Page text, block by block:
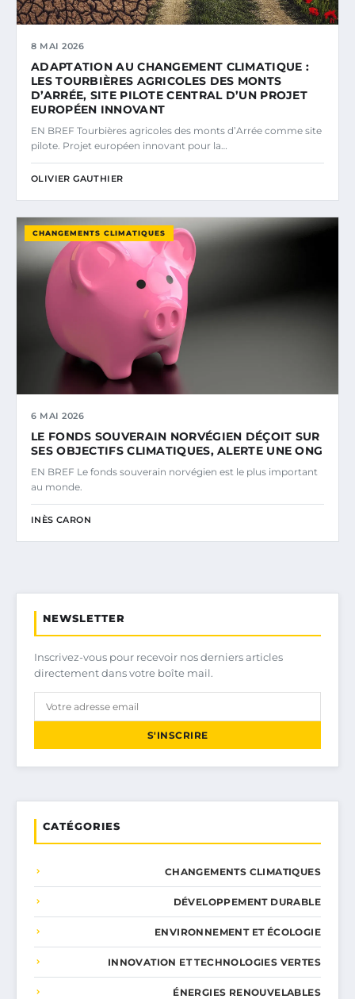
8 MAI 2026
ADAPTATION AU CHANGEMENT CLIMATIQUE :
LES TOURBIÈRES AGRICOLES DES MONTS
D’ARRÉE, SITE PILOTE CENTRAL D’UN PROJET
EUROPÉEN INNOVANT
EN BREF Tourbières agricoles des monts d’Arrée comme site
pilote. Projet européen innovant pour la…
OLIVIER GAUTHIER
CHANGEMENTS CLIMATIQUES
6 MAI 2026
LE FONDS SOUVERAIN NORVÉGIEN DÉÇOIT SUR
SES OBJECTIFS CLIMATIQUES, ALERTE UNE ONG
EN BREF Le fonds souverain norvégien est le plus important
au monde.
INÈS CARON
NEWSLETTER
Inscrivez-vous pour recevoir nos derniers articles
directement dans votre boîte mail.
S'INSCRIRE
CATÉGORIES
CHANGEMENTS CLIMATIQUES
DÉVELOPPEMENT DURABLE
ENVIRONNEMENT ET ÉCOLOGIE
INNOVATION ET TECHNOLOGIES VERTES
ÉNERGIES RENOUVELABLES